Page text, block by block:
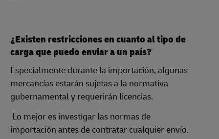
¿Existen restricciones en cuanto al tipo de
carga que puedo enviar a un país?
Especialmente durante la importación, algunas
mercancías estarán sujetas a la normativa
gubernamental y requerirán licencias.
Lo mejor es investigar las normas de
importación antes de contratar cualquier envío.